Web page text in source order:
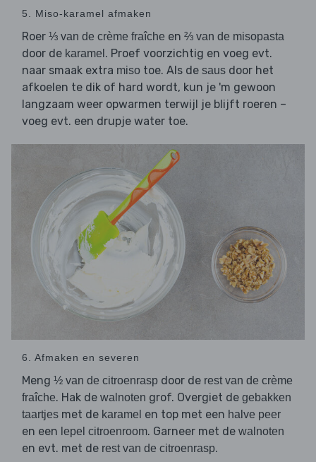
5. Miso-karamel afmaken
Roer ⅓ van de crème fraîche en ⅔ van de misopasta
door de karamel . Proef voorzichtig en voeg evt.
naar smaak extra miso toe. Als de saus door het
afkoelen te dik of hard wordt, kun je 'm gewoon
langzaam weer opwarmen terwijl je blijft roeren –
voeg evt. een drupje water toe.
6. Afmaken en severen
Meng ½ van de citroenrasp door de rest van de crème
fraîche. Hak de walnoten grof. Overgiet de gebakken
taartjes met de karamel en top met een halve peer
en een lepel citroenroom. Garneer met de walnoten
en evt. met de rest van de citroenrasp.